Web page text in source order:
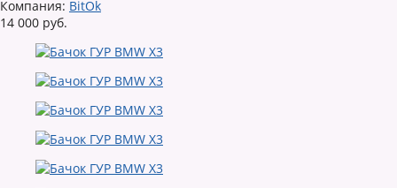
Компания: BitOk
14 000 руб.